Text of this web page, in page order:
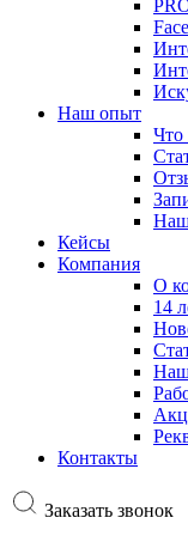
Наш опыт
Что
Кейсы
Компания
О
14
Контакты
Заказать звонок